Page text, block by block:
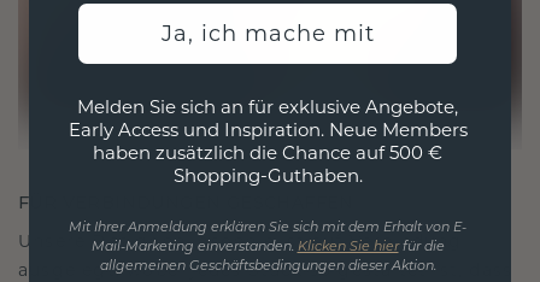
FÜR VERBINDUNGEN GESCHAFFEN
Unsere Designphilosophie ist auf Verbindung
ausgelegt, wobei jedes Stück so gestaltet ist, dass
Ja, ich mache mit
Melden Sie sich an für exklusive Angebote,
Early Access und Inspiration. Neue Members
haben zusätzlich die Chance auf 500 €
Shopping-Guthaben.
Mit Ihrer Anmeldung erklären Sie sich mit dem Erhalt von E-
Mail-Marketing einverstanden. Klicken Sie hierfür die
allgemeinen Geschäftsbedingungen dieser Aktion.